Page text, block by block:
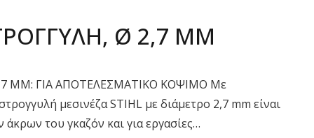
Ø 2,7 MM
MM: ΓΙΑ ΑΠΟΤΕΛΕΣΜΑΤΙΚΟ ΚΟΨΙΜΟ Με
μεσινέζα STIHL με διάμετρο 2,7 mm είναι
άκρων του γκαζόν και για εργασίες…